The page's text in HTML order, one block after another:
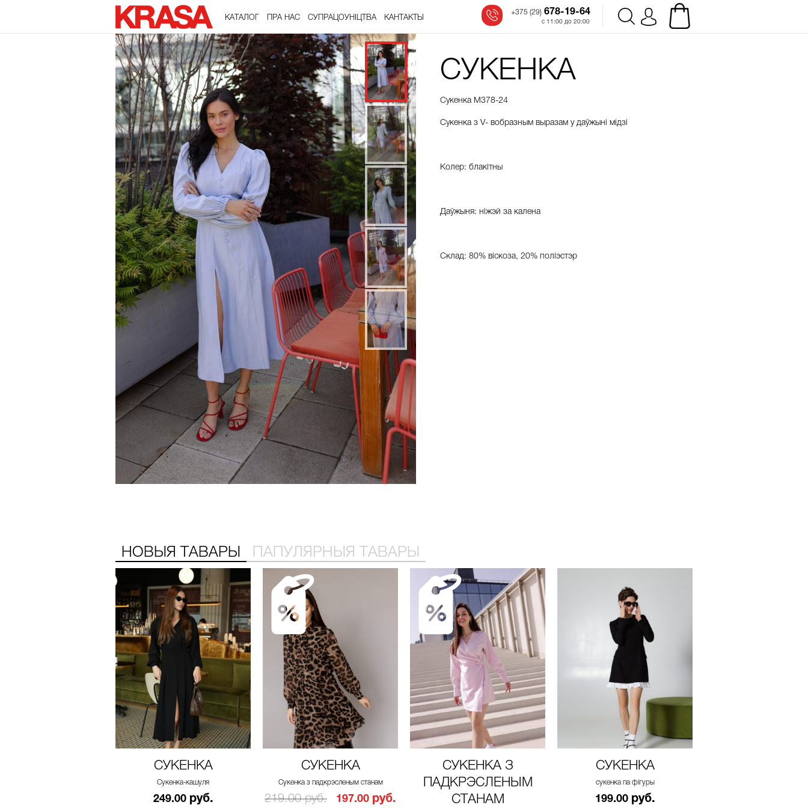
КАТАЛОГ ПРА НАС СУПРАЦОЎНІЦТВА КАНТАКТЫ
+375 (29) 678-19-64‬
с 11:00 до 20:00
СУКЕНКА
Сукенка М378-24
Сукенка з V- вобразным выразам у даўжыні мідзі
Колер: блакітны
Даўжыня: ніжэй за калена
Склад: 80% віскоза, 20% поліэстэр
НОВЫЯ ТАВАРЫ ПАПУЛЯРНЫЯ ТАВАРЫ
СУКЕНКА
Сукенка-кашуля
249.00 руб.
СУКЕНКА
Сукенка з падкрэсленым станам
219.00 руб. 197.00 руб.
СУКЕНКА З
ПАДКРЭСЛЕНЫМ
СТАНАМ
СУКЕНКА
сукенка па фігуры
199.00 руб.